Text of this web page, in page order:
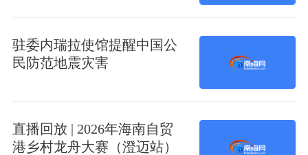
驻委内瑞拉使馆提醒中国公
民防范地震灾害
直播回放 | 2026年海南自贸
港乡村龙舟大赛（澄迈站）